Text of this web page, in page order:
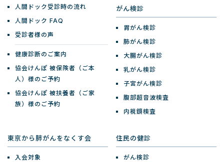
人間ドック受診時の流れ
人間ドック FAQ
受診者様の声
健康診断のご案内
協会けんぽ 被保険者（ご本
人）様のご予約
協会けんぽ 被扶養者（ご家
族）様のご予約
がん検診
胃がん検診
肺がん検診
大腸がん検診
乳がん検診
子宮がん検診
腹部超音波検査
内視鏡検査
東京から肺がんをなくす会
入会対象
住民の健診
がん検診